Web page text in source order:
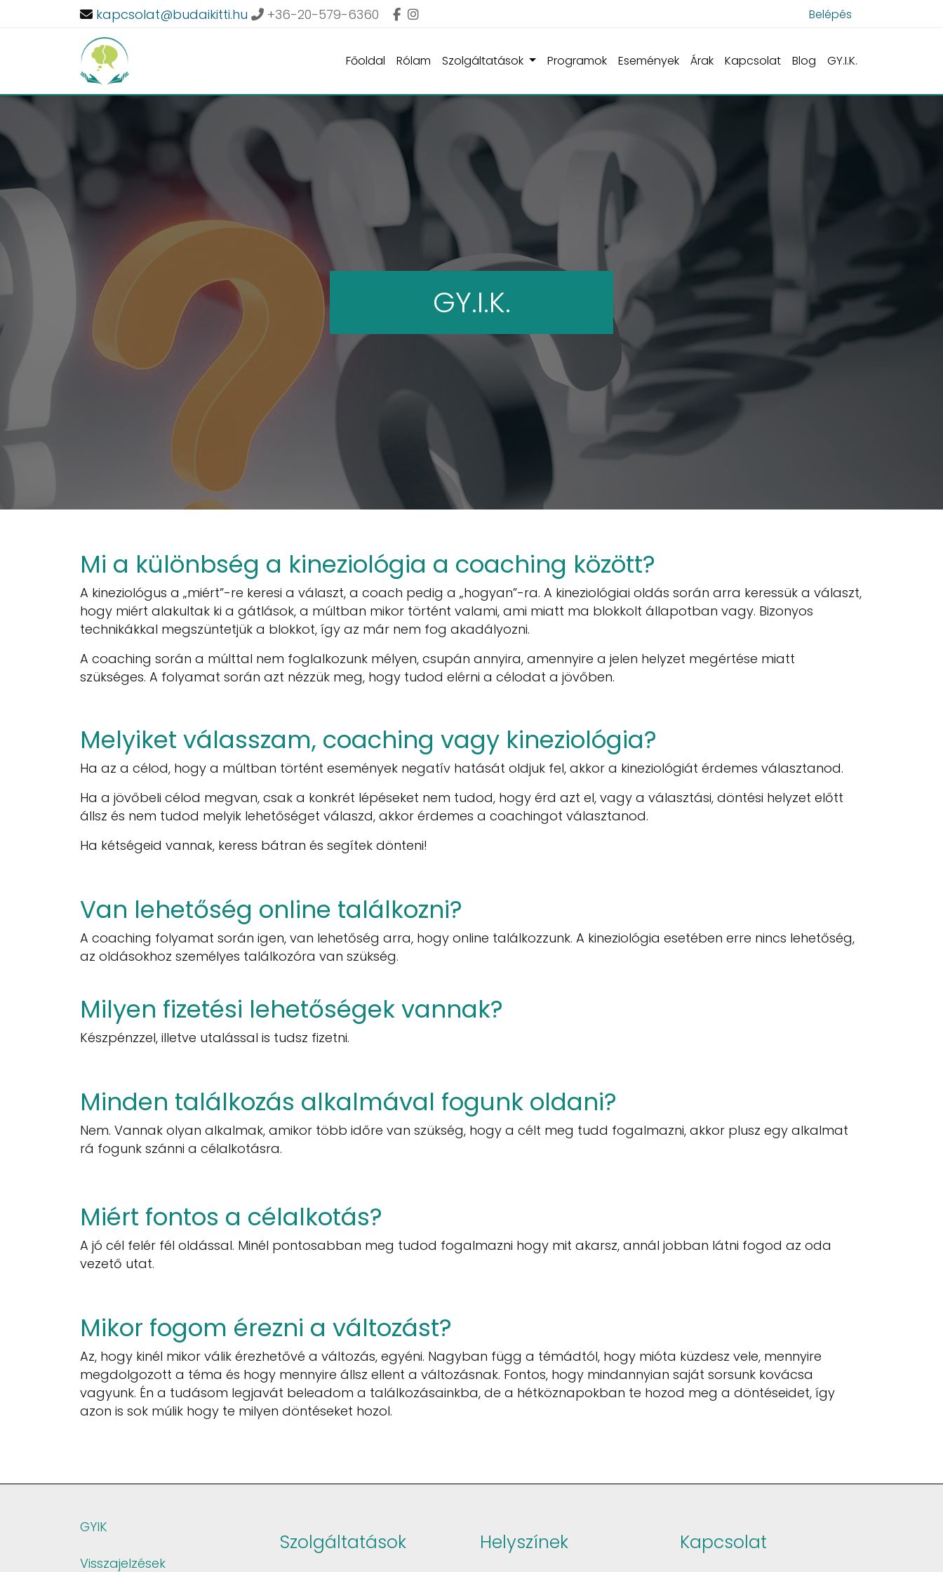
kapcsolat@budaikitti.hu +36-20-579-6360 Belépés
Főoldal Rólam Szolgáltatások Programok Események Árak Kapcsolat Blog GY.I.K.
GY.I.K.
Mi a különbség a kineziológia a coaching között?
A kineziológus a „miért”-re keresi a választ, a coach pedig a „hogyan”-ra. A kineziológiai oldás során arra keressük a választ,
hogy miért alakultak ki a gátlások, a múltban mikor történt valami, ami miatt ma blokkolt állapotban vagy. Bizonyos
technikákkal megszüntetjük a blokkot, így az már nem fog akadályozni.
A coaching során a múlttal nem foglalkozunk mélyen, csupán annyira, amennyire a jelen helyzet megértése miatt
szükséges. A folyamat során azt nézzük meg, hogy tudod elérni a célodat a jövőben.
Melyiket válasszam, coaching vagy kineziológia?
Ha az a célod, hogy a múltban történt események negatív hatását oldjuk fel, akkor a kineziológiát érdemes választanod.
Ha a jövőbeli célod megvan, csak a konkrét lépéseket nem tudod, hogy érd azt el, vagy a választási, döntési helyzet előtt
állsz és nem tudod melyik lehetőséget válaszd, akkor érdemes a coachingot választanod.
Ha kétségeid vannak, keress bátran és segítek dönteni!
Van lehetőség online találkozni?
A coaching folyamat során igen, van lehetőség arra, hogy online találkozzunk. A kineziológia esetében erre nincs lehetőség,
az oldásokhoz személyes találkozóra van szükség.
Milyen fizetési lehetőségek vannak?
Készpénzzel, illetve utalással is tudsz fizetni.
Minden találkozás alkalmával fogunk oldani?
Nem. Vannak olyan alkalmak, amikor több időre van szükség, hogy a célt meg tudd fogalmazni, akkor plusz egy alkalmat
rá fogunk szánni a célalkotásra.
Miért fontos a célalkotás?
A jó cél felér fél oldással. Minél pontosabban meg tudod fogalmazni hogy mit akarsz, annál jobban látni fogod az oda
vezető utat.
Mikor fogom érezni a változást?
Az, hogy kinél mikor válik érezhetővé a változás, egyéni. Nagyban függ a témádtól, hogy mióta küzdesz vele, mennyire
megdolgozott a téma és hogy mennyire állsz ellent a változásnak. Fontos, hogy mindannyian saját sorsunk kovácsa
vagyunk. Én a tudásom legjavát beleadom a találkozásainkba, de a hétköznapokban te hozod meg a döntéseidet, így
azon is sok múlik hogy te milyen döntéseket hozol.
GYIK
Visszajelzések
Szolgáltatások Helyszínek Kapcsolat